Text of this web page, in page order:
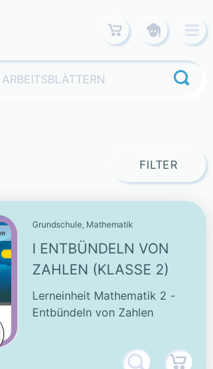
FILTER
Grundschule, Mathematik
I ENTBÜNDELN VON
ZAHLEN (KLASSE 2)
Lerneinheit Mathematik 2 -
Entbündeln von Zahlen